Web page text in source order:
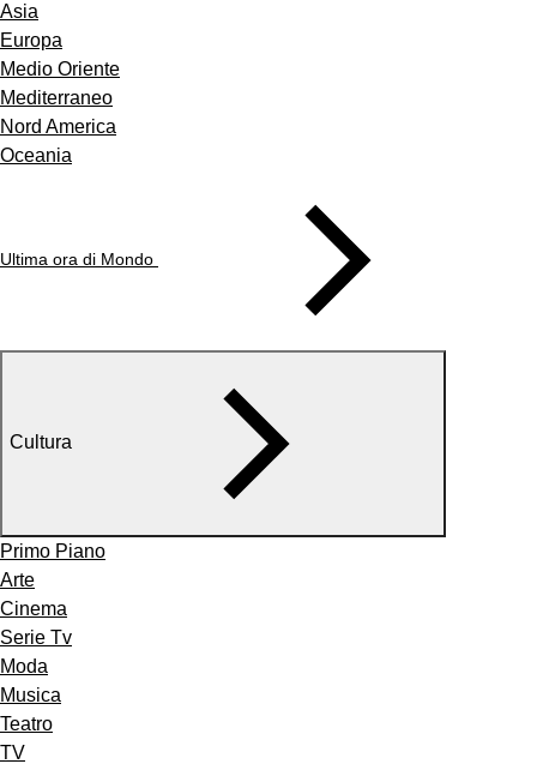
Asia
Europa
Medio Oriente
Mediterraneo
Nord America
Oceania
Ultima ora di Mondo
Cultura
Primo Piano
Arte
Cinema
Serie Tv
Moda
Musica
Teatro
TV